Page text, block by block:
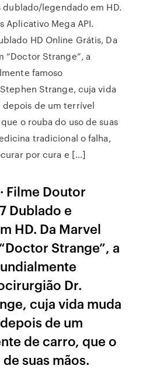
dublado/legendado em HD.
Aplicativo Mega API.
HD Online Grátis, Da
“Doctor Strange”, a
famoso
Strange, cuja vida
depois de um terrível
o rouba do uso de suas
tradicional o falha,
por cura e […]
Filme Doutor
Dublado e
HD. Da Marvel
Strange”, a
Dr.
cuja vida muda
de um
de carro, que o
suas mãos.